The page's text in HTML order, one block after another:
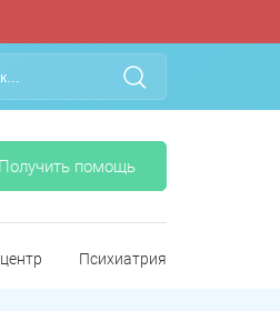
Получить помощь
Психиатрия